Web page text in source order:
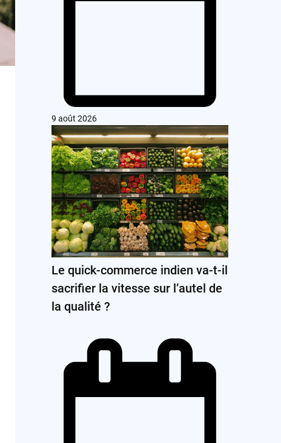
9 août 2026
Le quick-commerce indien va-t-il
sacrifier la vitesse sur l’autel de
la qualité ?